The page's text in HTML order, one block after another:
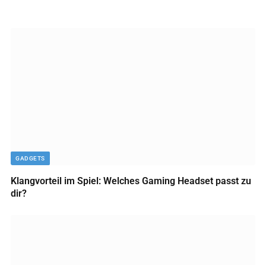
GADGETS
Klangvorteil im Spiel: Welches Gaming Headset passt zu
dir?